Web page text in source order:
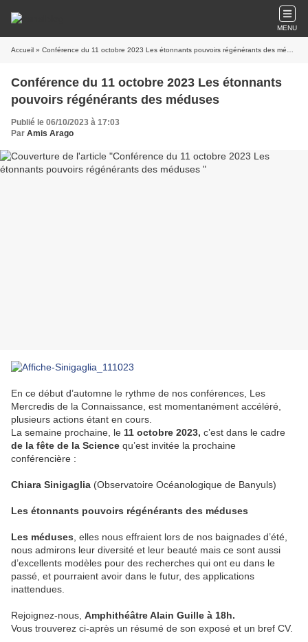
MENU
Accueil » Conférence du 11 octobre 2023 Les étonnants pouvoirs régénérants des méduses
Conférence du 11 octobre 2023 Les étonnants
pouvoirs régénérants des méduses
Publié le 06/10/2023 à 17:03
Par Amis Arago
En ce début d’automne le rythme de nos conférences, Les
Mercredis de la Connaissance, est momentanément accéléré,
plusieurs actions étant en cours.
La semaine prochaine, le 11 octobre 2023, c’est dans le cadre
de la fête de la Science qu’est invitée la prochaine
conférencière :
Chiara Sinigaglia (Observatoire Océanologique de Banyuls)
Les étonnants pouvoirs régénérants des méduses
Les méduses , elles nous effraient lors de nos baignades d’été,
nous admirons leur diversité et leur beauté mais ce sont aussi
d’excellents modèles pour des recherches qui ont eu dans le
passé, et pourraient avoir dans le futur, des applications
inattendues.
Rejoignez-nous, Amphithéâtre Alain Guille à 18h.
Vous trouverez ci-après un résumé de son exposé et un bref CV.